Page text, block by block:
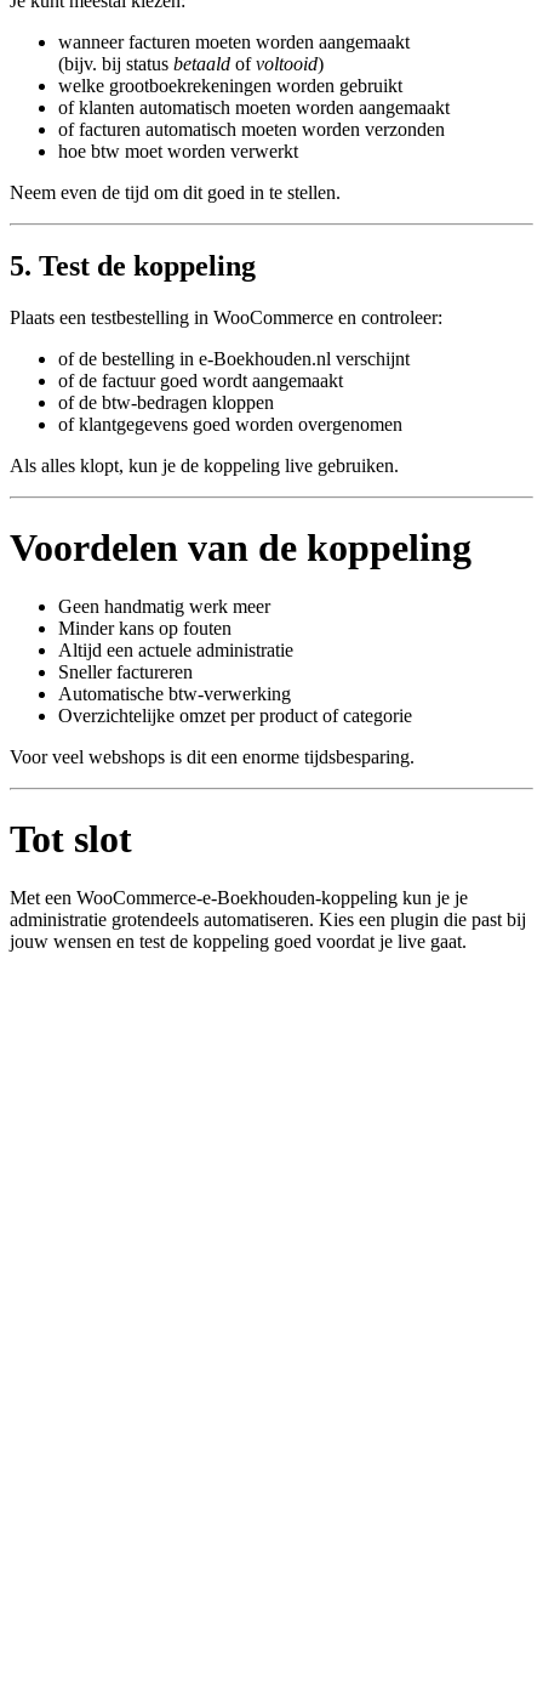
wanneer facturen moeten worden aangemaakt
(bijv. bij status betaald ofvoltooid)
welke grootboekrekeningen worden gebruikt
of klanten automatisch moeten worden aangemaakt
of facturen automatisch moeten worden verzonden
hoe btw moet worden verwerkt
Neem even de tijd om dit goed in te stellen.
5. Test de koppeling
Plaats een testbestelling in WooCommerce en controleer:
of de bestelling in e‑Boekhouden.nl verschijnt
of de factuur goed wordt aangemaakt
of de btw‑bedragen kloppen
of klantgegevens goed worden overgenomen
Als alles klopt, kun je de koppeling live gebruiken.
Voordelen van de koppeling
Geen handmatig werk meer
Minder kans op fouten
Altijd een actuele administratie
Sneller factureren
Automatische btw‑verwerking
Overzichtelijke omzet per product of categorie
Voor veel webshops is dit een enorme tijdsbesparing.
Tot slot
Met een WooCommerce‑e‑Boekhouden‑koppeling kun je je
administratie grotendeels automatiseren. Kies een plugin die past bij
jouw wensen en test de koppeling goed voordat je live gaat.